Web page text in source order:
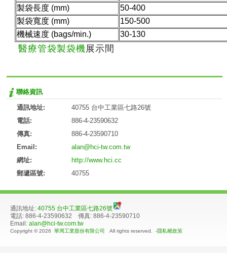
製袋長度 (mm)
50-400
製袋寬度 (mm)
150-500
機械速度 (bags/min.)
30-130
醫療管袋製袋機展示間
聯絡資訊
通訊地址:
40755 台中工業區七路26號
電話:
886-4-23590632
傳真:
886-4-23590710
Email:
alan@hci-tw.com.tw
網址:
http://www.hci.cc
郵遞區號:
40755
通訊地址: 40755 台中工業區七路26號
電話: 886-4-23590632 傳真: 886-4-23590710
Email: alan@hci-tw.com.tw
Copyright © 2026 華周工業股份有限公司 All rights reserved. -隱私權政策